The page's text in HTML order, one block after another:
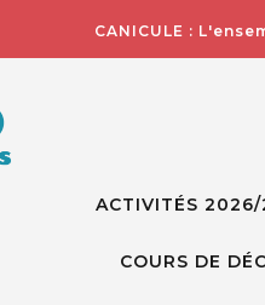
CANICULE :
ACTIVITÉS
COURS DE